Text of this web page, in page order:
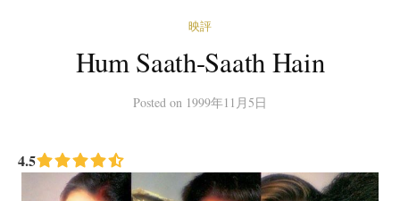
映評
Hum Saath-Saath Hain
Posted on 1999年11月5日
4.5